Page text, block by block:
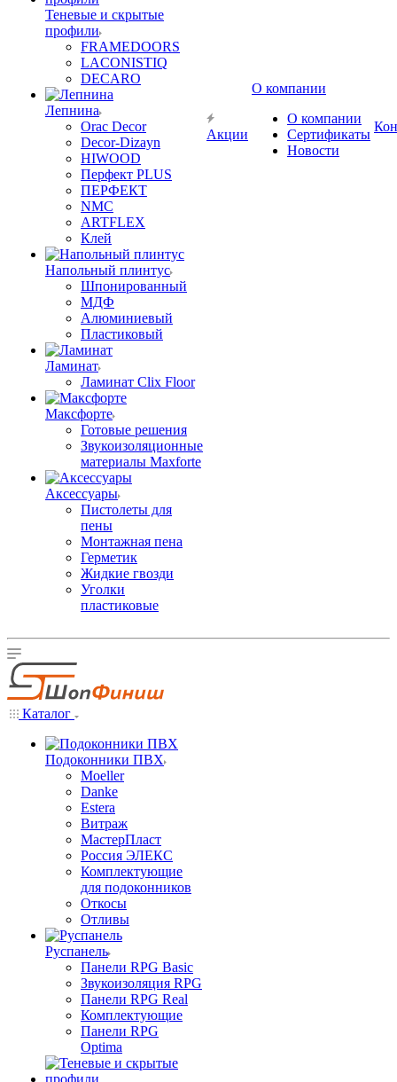
Теневые и скрытые
профили
FRAMEDOORS
LACONISTIQ
DECARO
Лепнина
Orac Decor
Decor-Dizayn
HIWOOD
Перфект PLUS
ПЕРФЕКТ
NMC
ARTFLEX
Клей
Напольный плинтус
Шпонированный
МДФ
Алюминиевый
Пластиковый
Ламинат
Ламинат Clix Floor
Максфорте
Готовые решения
Звукоизоляционные
материалы Maxforte
Аксессуары
Пистолеты для
пены
Монтажная пена
Герметик
Жидкие гвозди
Уголки
пластиковые
Акции
О компании
О компании
Сертификаты
Новости
Каталог
Подоконники ПВХ
Moeller
Danke
Estera
Витраж
МастерПласт
Россия ЭЛЕКС
Комплектующие
для подоконников
Откосы
Отливы
Руспанель
Панели RPG Basic
Звукоизоляция RPG
Панели RPG Real
Комплектующие
Панели RPG
Optima